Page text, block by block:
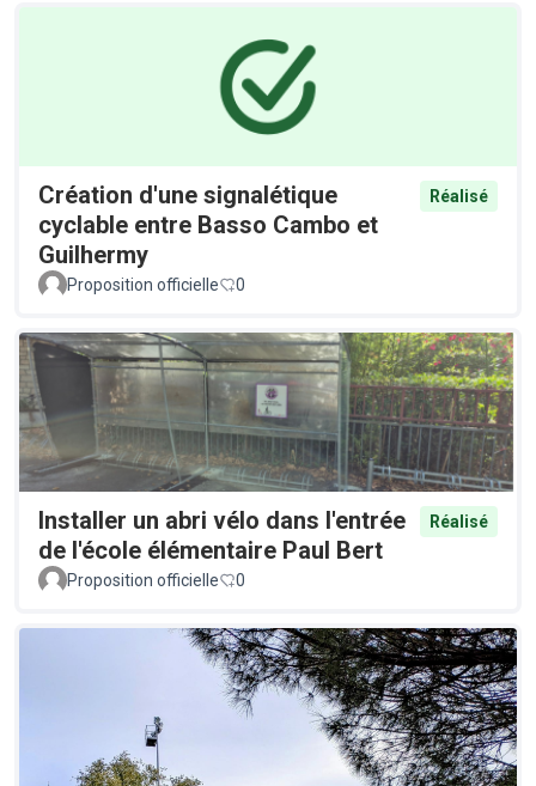
Création d'une signalétique
cyclable entre Basso Cambo et
Guilhermy
Réalisé
Proposition officielle 0
Installer un abri vélo dans l'entrée
de l'école élémentaire Paul Bert
Réalisé
Proposition officielle 0